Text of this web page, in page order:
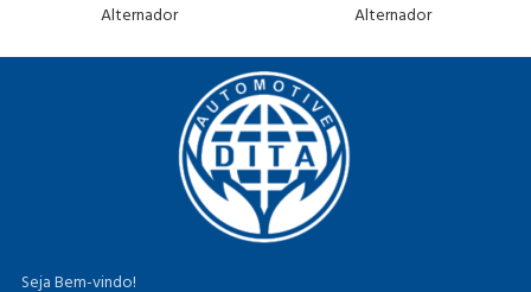
Alternador Alternador
Seja Bem-vindo!